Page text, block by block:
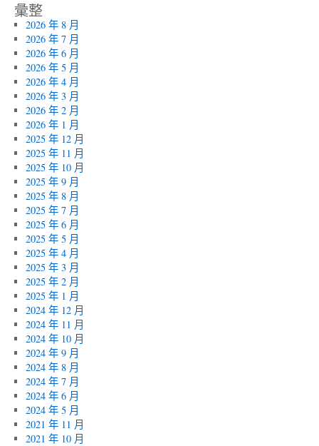
彙整
2026 年 8 月
2026 年 7 月
2026 年 6 月
2026 年 5 月
2026 年 4 月
2026 年 3 月
2026 年 2 月
2026 年 1 月
2025 年 12 月
2025 年 11 月
2025 年 10 月
2025 年 9 月
2025 年 8 月
2025 年 7 月
2025 年 6 月
2025 年 5 月
2025 年 4 月
2025 年 3 月
2025 年 2 月
2025 年 1 月
2024 年 12 月
2024 年 11 月
2024 年 10 月
2024 年 9 月
2024 年 8 月
2024 年 7 月
2024 年 6 月
2024 年 5 月
2021 年 11 月
2021 年 10 月